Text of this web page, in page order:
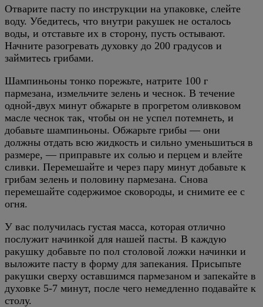
Отварите пасту по инструкции на упаковке, слейте
воду. Убедитесь, что внутри ракушек не осталось
воды, и отставьте их в сторону, пусть остывают.
Начните разогревать духовку до 200 градусов и
займитесь грибами.
Шампиньоны тонко порежьте, натрите 100 г
пармезана, измельчите зелень и чеснок. В течение
одной-двух минут обжарьте в прогретом оливковом
масле чеснок так, чтобы он не успел потемнеть, и
добавьте шампиньоны. Обжарьте грибы — они
должны отдать всю жидкость и сильно уменьшиться в
размере, — приправьте их солью и перцем и влейте
сливки. Перемешайте и через пару минут добавьте к
грибам зелень и половину пармезана. Снова
перемешайте содержимое сковороды, и снимите ее с
огня.
У вас получилась густая масса, которая отлично
послужит начинкой для нашей пасты. В каждую
ракушку добавьте по пол столовой ложки начинки и
выложите пасту в форму для запекания. Присыпьте
ракушки сверху оставшимся пармезаном и запекайте в
духовке 5-7 минут, после чего немедленно подавайте к
столу.